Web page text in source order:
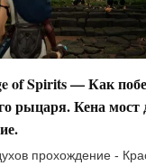
of Spirits — Как
рыцаря. Кена мост
прохождение -